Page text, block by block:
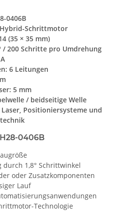
0406B
Schrittmotor
(35 × 35 mm)
/ 200 Schritte pro Umdrehung
6 Leitungen
5 mm
/ beidseitige Welle
Laser, Positioniersysteme und
0406B
1,8° Schrittwinkel
oder Zusatzkomponenten
Lauf
Technologie